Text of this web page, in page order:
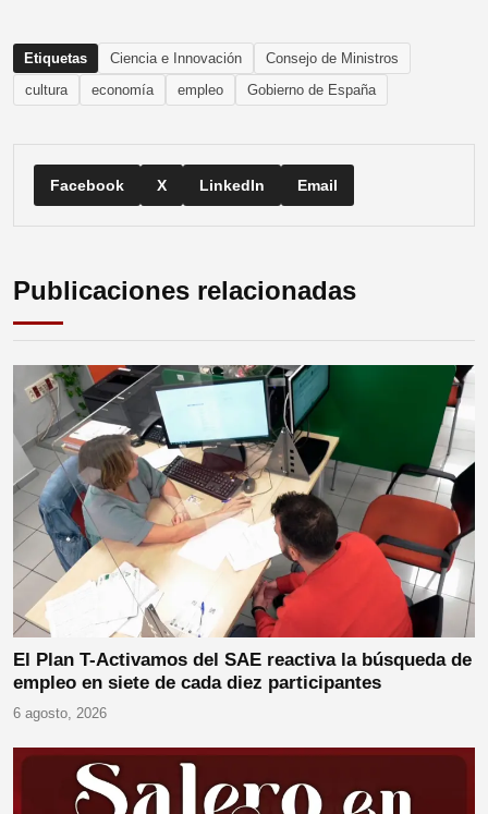
Etiquetas Ciencia e Innovación
Consejo de Ministros
cultura
economía empleo Gobierno de España
Facebook X LinkedIn Email
Publicaciones relacionadas
El Plan T-Activamos del SAE reactiva la búsqueda de
empleo en siete de cada diez participantes
6 agosto, 2026